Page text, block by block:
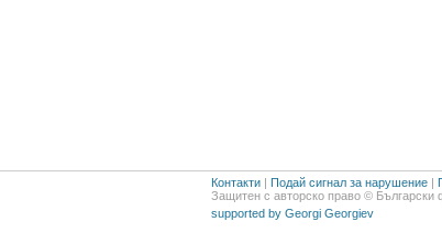
Контакти | Подай сигнал за нарушение |
Защитен с авторско право © Български
supported by Georgi Georgiev